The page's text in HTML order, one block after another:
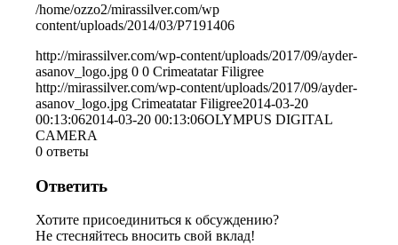
/home/ozzo2/mirassilver.com/wp
content/uploads/2014/03/P7191406
http://mirassilver.com/wp-content/uploads/2017/09/ayder-
asanov_logo.jpg 0 0 Crimeatatar Filigree
http://mirassilver.com/wp-content/uploads/2017/09/ayder-
asanov_logo.jpg Crimeatatar Filigree2014-03-20
00:13:062014-03-20 00:13:06OLYMPUS DIGITAL
CAMERA
0 ответы
Ответить
Хотите присоединиться к обсуждению?
Не стесняйтесь вносить свой вклад!